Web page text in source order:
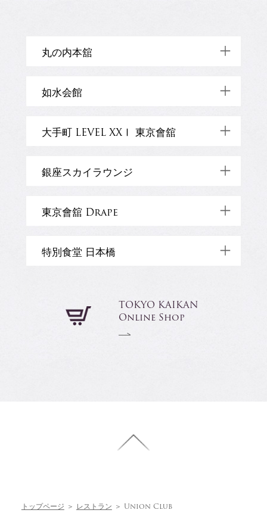
丸の内本舘
03-3215-2111 (代)
TOP
Restaurant
WEDDING
如水会館
03-3261-1101 (代)
TOP
Restaurant
Banquet
大手町 LEVEL XXⅠ 東京會舘
03-5255-1515 (代)
Banquet
銀座スカイラウンジ
050-3187-8713
東京會舘 Drape
050-3177-2770
TOP
特別食堂 日本橋
中央区日本橋室町1-4-1 日本橋三越本店
本館7階
TOKYO KAIKAN
Online Shop
トップページ ＞ レストラン ＞ Union Club